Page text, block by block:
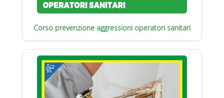
Corso prevenzione aggressioni operatori sanitari